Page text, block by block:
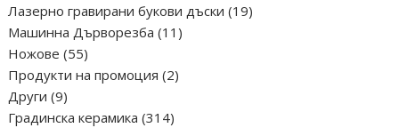
product
продукта
Лазерно гравирани букови дъски 1919
Машинна Дърворезба 11 11
Ножове 5555
продукта
Продукти на промоция 22
Други 99
продукта
Градинска керамика 314314